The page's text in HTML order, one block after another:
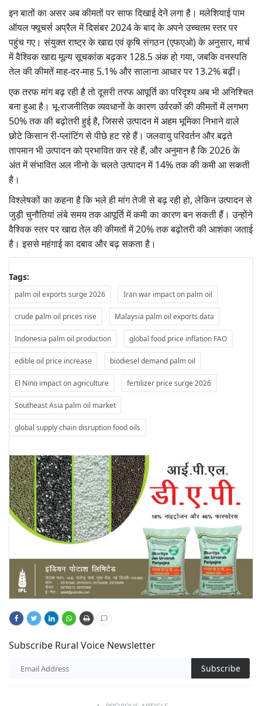
इन बातों का असर अब कीमतों पर साफ दिखाई देने लगा है। मलेशियाई पाम
ऑयल फ्यूचर्स अप्रैल में दिसंबर 2024 के बाद के अपने उच्चतम स्तर पर
पहुंच गए। संयुक्त राष्ट्र के खाद्य एवं कृषि संगठन (एफएओ) के अनुसार, मार्च
में वैश्विक खाद्य मूल्य सूचकांक बढ़कर 128.5 अंक हो गया, जबकि वनस्पति
तेल की कीमतें माह-दर-माह 5.1% और सालाना आधार पर 13.2% बढ़ीं।
एक तरफ मांग बढ़ रही है तो दूसरी तरफ आपूर्ति का परिदृश्य अब भी अनिश्चित
बना हुआ है। भू-राजनीतिक व्यवधानों के कारण उर्वरकों की कीमतों में लगभग
50% तक की बढ़ोतरी हुई है, जिससे उत्पादन में अहम भूमिका निभाने वाले
छोटे किसान री-प्लांटिंग से पीछे हट रहे हैं। जलवायु परिवर्तन और बढ़ते
तापमान भी उत्पादन को प्रभावित कर रहे हैं, और अनुमान है कि 2026 के
अंत में संभावित अल नीनो के चलते उत्पादन में 14% तक की कमी आ सकती
है।
विश्लेषकों का कहना है कि भले ही मांग तेजी से बढ़ रही हो, लेकिन उत्पादन से
जुड़ी चुनौतियां लंबे समय तक आपूर्ति में कमी का कारण बन सकती हैं। उन्होंने
वैश्विक स्तर पर खाद्य तेल की कीमतों में 20% तक बढ़ोतरी की आशंका जताई
है। इससे महंगाई का दबाव और बढ़ सकता है।
Tags:
palm oil exports surge 2026 Iran war impact on palm oil
crude palm oil prices rise Malaysia palm oil exports data
Indonesia palm oil production global food price inflation FAO
edible oil price increase biodiesel demand palm oil
El Nino impact on agriculture fertilizer price surge 2026
Southeast Asia palm oil market
global supply chain disruption food oils
Subscribe Rural Voice Newsletter
Subscribe